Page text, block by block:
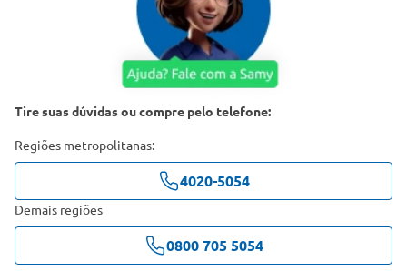
Tire suas dúvidas ou compre pelo telefone:
Regiões metropolitanas:
4020-5054
Demais regiões
0800 705 5054